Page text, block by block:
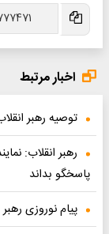
اخبار مرتبط
توصیه رهبر
رهبر انقلاب:
پاسخگو بداند
پیام نوروزی رهبر